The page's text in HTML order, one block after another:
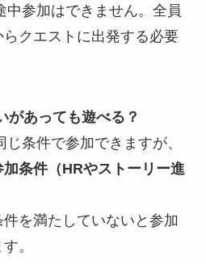
中参加はできません。全員
クエストに出発する必要
があっても遊べる？
条件で参加できますが、
条件（HRやストーリー進
を満たしていないと参加
。